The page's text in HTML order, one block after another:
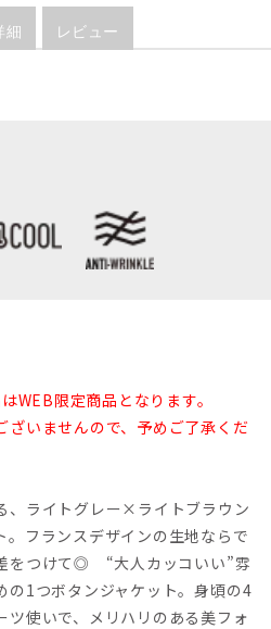
細 レビュー
WEB限定商品となります。
いませんので、予めご了承くだ
、ライトグレー×ライトブラウン
。フランスデザインの生地ならで
をつけて◎ “大人カッコいい”雰
の1つボタンジャケット。身頃の4
ツ使いで、メリハリのある美フォ